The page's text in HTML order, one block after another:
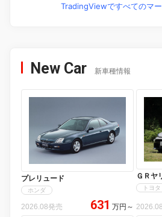
TradingViewですべてのマ
New Car 新車種情報
プレリュード
ホンダ
2026.08発売 631 万円 ～
ＧＲヤ
トヨタ